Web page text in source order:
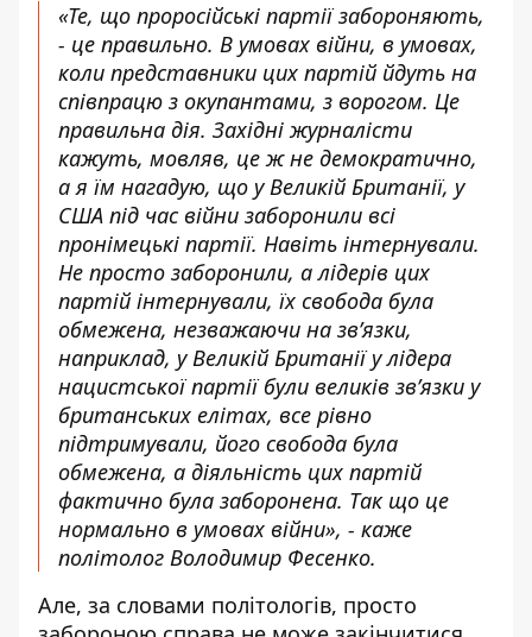
«Те, що проросійські партії забороняють,
- це правильно. В умовах війни, в умовах,
коли представники цих партій йдуть на
співпрацю з окупантами, з ворогом. Це
правильна дія. Західні журналісти
кажуть, мовляв, це ж не демократично,
а я їм нагадую, що у Великій Британії, у
США під час війни заборонили всі
пронімецькі партії. Навіть інтернували.
Не просто заборонили, а лідерів цих
партій інтернували, їх свобода була
обмежена, незважаючи на зв’язки,
наприклад, у Великій Британії у лідера
нацистської партії були великів зв’язки у
британських елітах, все рівно
підтримували, його свобода була
обмежена, а діяльність цих партій
фактично була заборонена. Так що це
нормально в умовах війни», - каже
політолог Володимир Фесенко.
Але, за словами політологів, просто